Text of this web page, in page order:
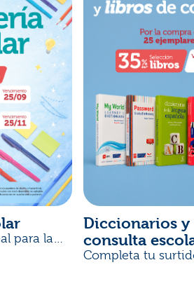
para la
Diccionarios y
consulta
Completa tu